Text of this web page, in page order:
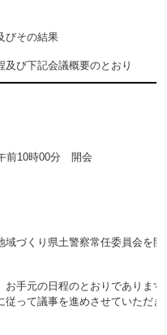
その結果
記会議概要のとおり
前10時00分 開会
づくり県土警察常任委員会を開
手元の日程のとおりであります
って議事を進めさせていただき